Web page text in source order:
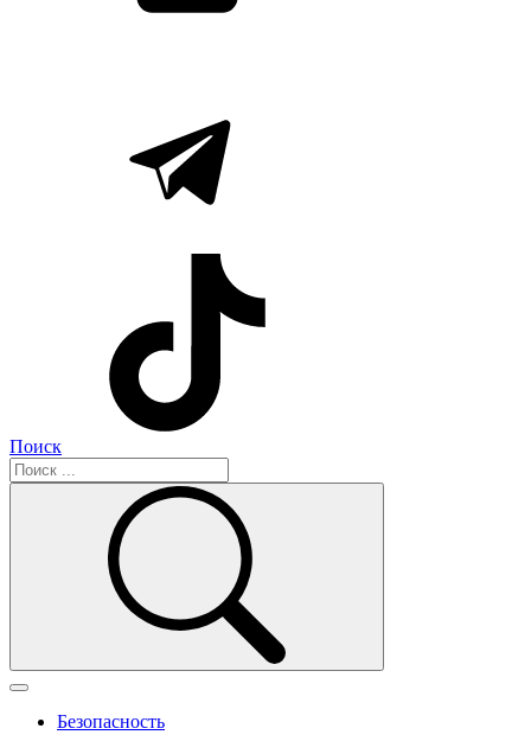
Поиск
Безопасность